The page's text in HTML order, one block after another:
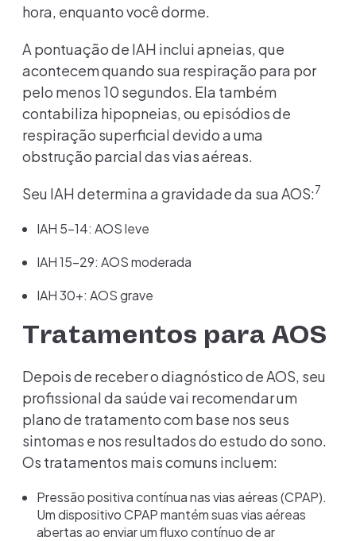
hora, enquanto você dorme.
A pontuação de IAH inclui apneias, que
acontecem quando sua respiração para por
pelo menos 10 segundos. Ela também
contabiliza hipopneias, ou episódios de
respiração superficial devido a uma
obstrução parcial das vias aéreas.
Seu IAH determina a gravidade da sua AOS:7
IAH 5-14: AOS leve
IAH 15-29: AOS moderada
IAH 30+: AOS grave
Tratamentos para AOS
Depois de receber o diagnóstico de AOS, seu
profissional da saúde vai recomendar um
plano de tratamento com base nos seus
sintomas e nos resultados do estudo do sono.
Os tratamentos mais comuns incluem:
Pressão positiva contínua nas vias aéreas (CPAP).
Um dispositivo CPAP mantém suas vias aéreas
abertas ao enviar um fluxo contínuo de ar